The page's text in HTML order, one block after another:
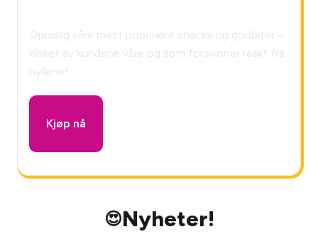
Oppdag våre mest populære snacks og godbiter –
elsket av kundene våre og som forsvinner raskt fra
hyllene!
Kjøp nå
😍Nyheter!